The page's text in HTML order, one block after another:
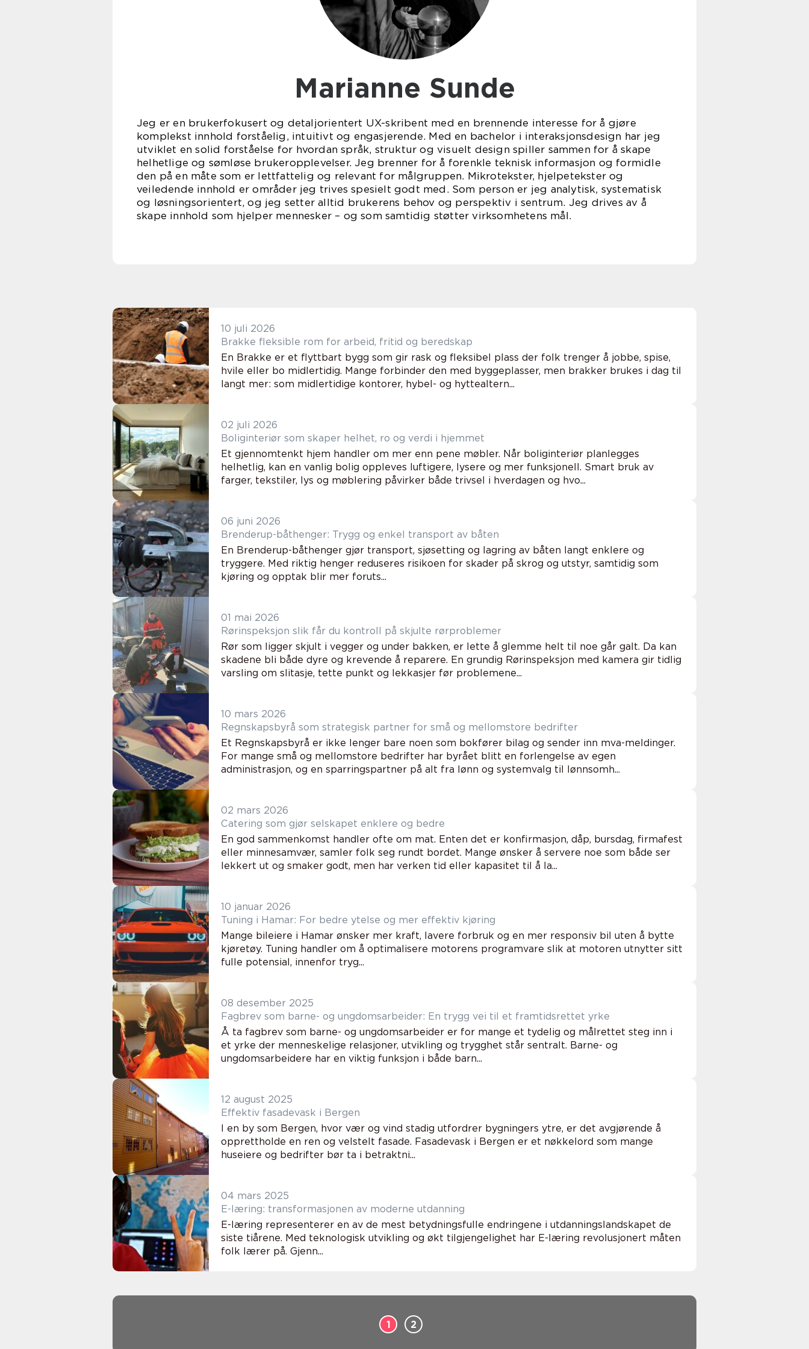
Marianne Sunde
Jeg er en brukerfokusert og detaljorientert UX-skribent med en brennende interesse for å gjøre
komplekst innhold forståelig, intuitivt og engasjerende. Med en bachelor i interaksjonsdesign har jeg
utviklet en solid forståelse for hvordan språk, struktur og visuelt design spiller sammen for å skape
helhetlige og sømløse brukeropplevelser. Jeg brenner for å forenkle teknisk informasjon og formidle
den på en måte som er lettfattelig og relevant for målgruppen. Mikrotekster, hjelpetekster og
veiledende innhold er områder jeg trives spesielt godt med. Som person er jeg analytisk, systematisk
og løsningsorientert, og jeg setter alltid brukerens behov og perspektiv i sentrum. Jeg drives av å
skape innhold som hjelper mennesker – og som samtidig støtter virksomhetens mål.
10 juli 2026
Brakke fleksible rom for arbeid, fritid og beredskap
En Brakke er et flyttbart bygg som gir rask og fleksibel plass der folk trenger å jobbe, spise,
hvile eller bo midlertidig. Mange forbinder den med byggeplasser, men brakker brukes i dag til
langt mer: som midlertidige kontorer, hybel- og hyttealtern...
02 juli 2026
Boliginteriør som skaper helhet, ro og verdi i hjemmet
Et gjennomtenkt hjem handler om mer enn pene møbler. Når boliginteriør planlegges
helhetlig, kan en vanlig bolig oppleves luftigere, lysere og mer funksjonell. Smart bruk av
farger, tekstiler, lys og møblering påvirker både trivsel i hverdagen og hvo...
06 juni 2026
Brenderup-båthenger: Trygg og enkel transport av båten
En Brenderup-båthenger gjør transport, sjøsetting og lagring av båten langt enklere og
tryggere. Med riktig henger reduseres risikoen for skader på skrog og utstyr, samtidig som
kjøring og opptak blir mer foruts...
01 mai 2026
Rørinspeksjon slik får du kontroll på skjulte rørproblemer
Rør som ligger skjult i vegger og under bakken, er lette å glemme helt til noe går galt. Da kan
skadene bli både dyre og krevende å reparere. En grundig Rørinspeksjon med kamera gir tidlig
varsling om slitasje, tette punkt og lekkasjer før problemene...
10 mars 2026
Regnskapsbyrå som strategisk partner for små og mellomstore bedrifter
Et Regnskapsbyrå er ikke lenger bare noen som bokfører bilag og sender inn mva-meldinger.
For mange små og mellomstore bedrifter har byrået blitt en forlengelse av egen
administrasjon, og en sparringspartner på alt fra lønn og systemvalg til lønnsomh...
02 mars 2026
Catering som gjør selskapet enklere og bedre
En god sammenkomst handler ofte om mat. Enten det er konfirmasjon, dåp, bursdag, firmafest
eller minnesamvær, samler folk seg rundt bordet. Mange ønsker å servere noe som både ser
lekkert ut og smaker godt, men har verken tid eller kapasitet til å la...
10 januar 2026
Tuning i Hamar: For bedre ytelse og mer effektiv kjøring
Mange bileiere i Hamar ønsker mer kraft, lavere forbruk og en mer responsiv bil uten å bytte
kjøretøy. Tuning handler om å optimalisere motorens programvare slik at motoren utnytter sitt
fulle potensial, innenfor tryg...
08 desember 2025
Fagbrev som barne- og ungdomsarbeider: En trygg vei til et framtidsrettet yrke
Å ta fagbrev som barne- og ungdomsarbeider er for mange et tydelig og målrettet steg inn i
et yrke der menneskelige relasjoner, utvikling og trygghet står sentralt. Barne- og
ungdomsarbeidere har en viktig funksjon i både barn...
12 august 2025
Effektiv fasadevask i Bergen
I en by som Bergen, hvor vær og vind stadig utfordrer bygningers ytre, er det avgjørende å
opprettholde en ren og velstelt fasade. Fasadevask i Bergen er et nøkkelord som mange
huseiere og bedrifter bør ta i betraktni...
04 mars 2025
E-læring: transformasjonen av moderne utdanning
E-læring representerer en av de mest betydningsfulle endringene i utdanningslandskapet de
siste tiårene. Med teknologisk utvikling og økt tilgjengelighet har E-læring revolusjonert måten
folk lærer på. Gjenn...
1 2